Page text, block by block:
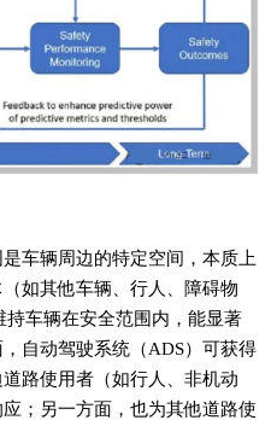
车辆周边的特定空间，本质上
如其他车辆、行人、障碍物
持车辆在安全范围内，能显著
自动驾驶系统（ADS）可获得
路使用者（如行人、非机动
；另一方面，也为其他道路使